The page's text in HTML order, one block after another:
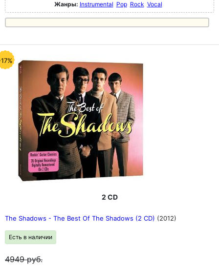
Жанры: Instrumental Pop Rock Vocal
2 CD
The Shadows - The Best Of The Shadows (2 CD) (2012)
Есть в наличии
4949руб.